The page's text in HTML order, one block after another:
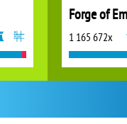
Forge of
1 165 672x